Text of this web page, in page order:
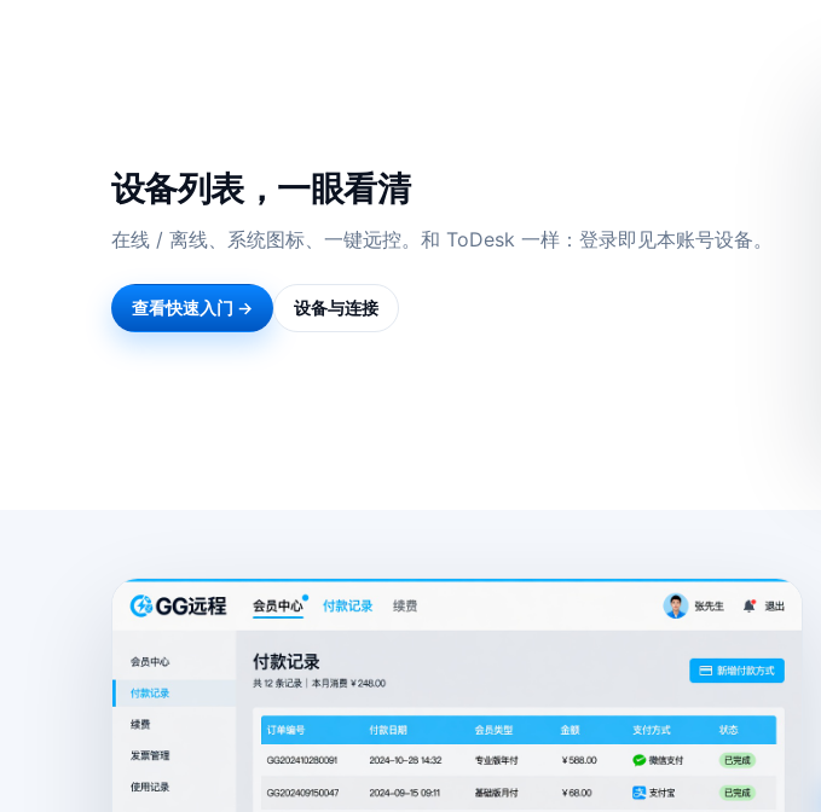
设备列表，一眼看清
在线 / 离线、系统图标、一键远控。和 ToDesk 一样：登录即见本账号设备。
查看快速入门 → 设备与连接